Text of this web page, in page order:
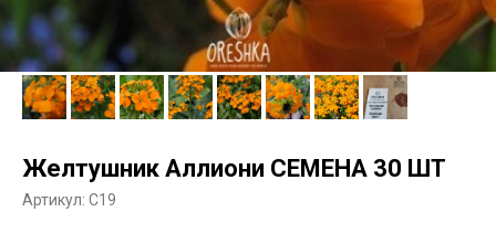
Желтушник Аллиони СЕМЕНА 30 ШТ
Артикул: C19